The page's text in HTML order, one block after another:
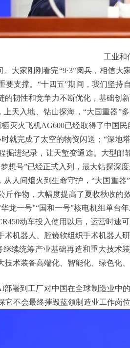
工业和
。大家刚刚看完“9·3”阅兵，相信
要支撑。“十四五”期间，我们坚
的韧性和竞争力不断优化，基础创
天入地、钻山探海，“大国重器”
灭火飞机AG600已经取得了中国
就完成了太空的物资闪送；“深地
掘进纪录，让天堑变通途。大型邮
想号”已经正式入列，最大钻探深
从人间烟火到生命守护，“大国重
斤作物，大幅度提高了夏收秋收
龙一号”“国和一号”核电机组单台
动车投入使用以后，运营时速
术机器人、腔镜软组织手术机器人
继续统筹产业基础再造和重大技术
技术装备高端化、智能化、绿色化
部署到工厂对中国在全球制造业中
它不会最终摧毁蓝领制造业工作岗